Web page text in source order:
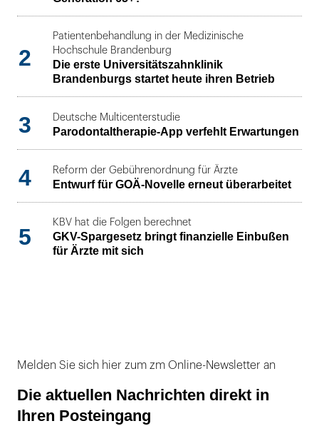
2
Patientenbehandlung in der Medizinische
Hochschule Brandenburg
Die erste Universitätszahnklinik
Brandenburgs startet heute ihren Betrieb
3 Deutsche Multicenterstudie
Parodontaltherapie-App verfehlt Erwartungen
4 Reform der Gebührenordnung für Ärzte
Entwurf für GOÄ-Novelle erneut überarbeitet
5
KBV hat die Folgen berechnet
GKV-Spargesetz bringt finanzielle Einbußen
für Ärzte mit sich
Melden Sie sich hier zum zm Online-Newsletter an
Die aktuellen Nachrichten direkt in
Ihren Posteingang